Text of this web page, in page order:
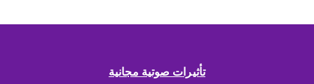
تأثيرات صوتية مجانية